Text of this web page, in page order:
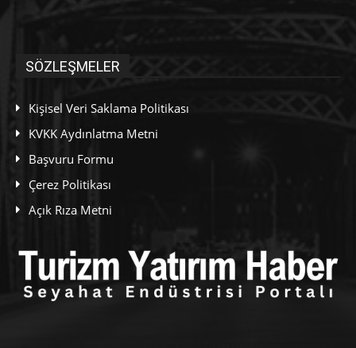
SÖZLEŞMELER
Kişisel Veri Saklama Politikası
KVKK Aydınlatma Metni
Başvuru Formu
Çerez Politikası
Açık Rıza Metni